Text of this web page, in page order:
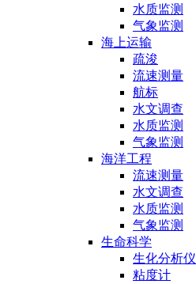
水质监测
气象监测
海上运输
疏浚
流速测量
航标
水文调查
水质监测
气象监测
海洋工程
流速测量
水文调查
水质监测
气象监测
生命科学
生化分析仪
粘度计